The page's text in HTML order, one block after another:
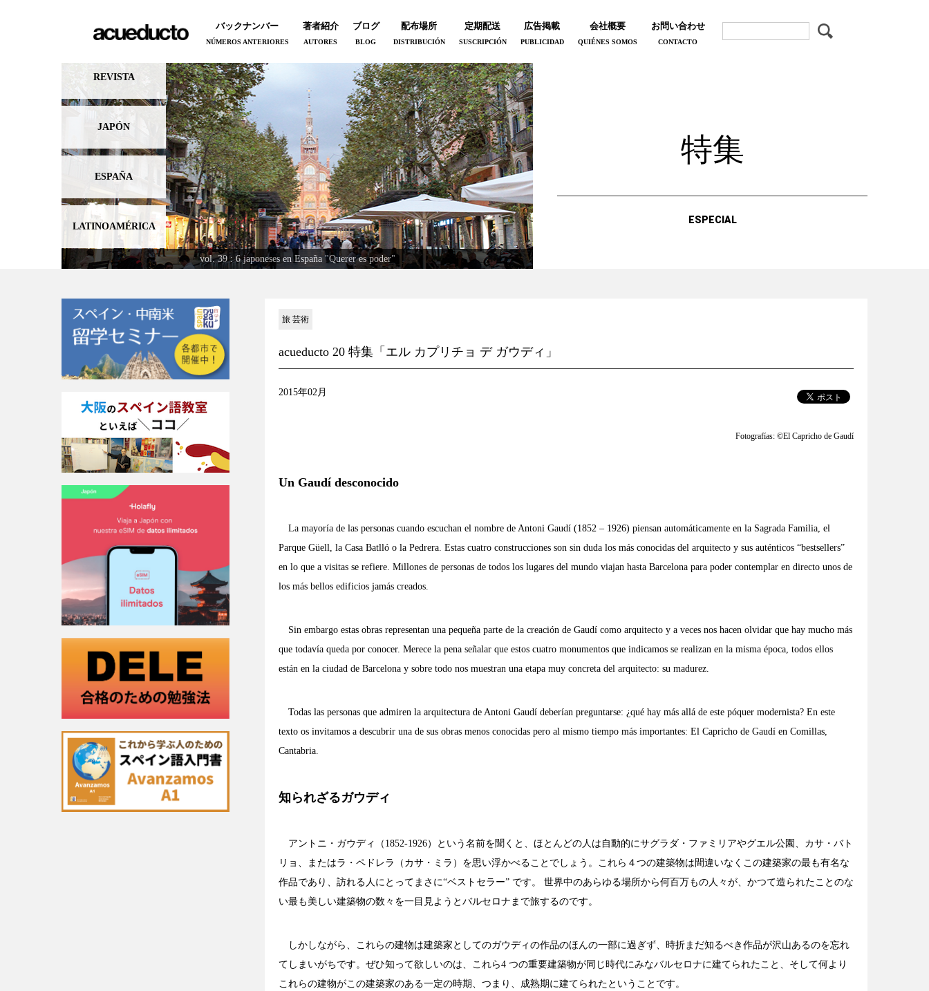
バックナンバー
NÚMEROS ANTERIORES
著者紹介
AUTORES
ブログ
BLOG
配布場所
DISTRIBUCIÓN
定期配送
SUSCRIPCIÓN
広告掲載
PUBLICIDAD
会社概要
QUIÉNES SOMOS
お問い合わせ
CONTACTO
vol. 40 : El español en mi camino
vol. 39 : 6 japoneses en España "Querer es poder"
vol. 38 : Saboreamos un buen jamon ©︎スペイン政府観光局
vol. 37 : El mundo del Jerez
REVISTA
JAPÓN
ESPAÑA
LATINOAMÉRICA
特集
ESPECIAL
旅 芸術
acueducto 20 特集「エル カプリチョ デ ガウディ」
2015年02月
Fotografías: ©El Capricho de Gaudí
Un Gaudí desconocido
La mayoría de las personas cuando escuchan el nombre de Antoni Gaudí (1852 – 1926) piensan automáticamente en la Sagrada Familia, el
Parque Güell, la Casa Batlló o la Pedrera. Estas cuatro construcciones son sin duda los más conocidas del arquitecto y sus auténticos “bestsellers”
en lo que a visitas se refiere. Millones de personas de todos los lugares del mundo viajan hasta Barcelona para poder contemplar en directo unos de
los más bellos edificios jamás creados.
Sin embargo estas obras representan una pequeña parte de la creación de Gaudí como arquitecto y a veces nos hacen olvidar que hay mucho más
que todavía queda por conocer. Merece la pena señalar que estos cuatro monumentos que indicamos se realizan en la misma época, todos ellos
están en la ciudad de Barcelona y sobre todo nos muestran una etapa muy concreta del arquitecto: su madurez.
Todas las personas que admiren la arquitectura de Antoni Gaudí deberían preguntarse: ¿qué hay más allá de este póquer modernista? En este
texto os invitamos a descubrir una de sus obras menos conocidas pero al mismo tiempo más importantes: El Capricho de Gaudí en Comillas,
Cantabria.
知られざるガウディ
アントニ・ガウディ（1852-1926）という名前を聞くと、ほとんどの人は自動的にサグラダ・ファミリアやグエル公園、カサ・バト
リョ、またはラ・ペドレラ（カサ・ミラ）を思い浮かべることでしょう。これら４つの建築物は間違いなくこの建築家の最も有名な
作品であり、訪れる人にとってまさに“ベストセラー” です。 世界中のあらゆる場所から何百万もの人々が、かつて造られたことのな
い最も美しい建築物の数々を一目見ようとバルセロナまで旅するのです。
しかしながら、これらの建物は建築家としてのガウディの作品のほんの一部に過ぎず、時折まだ知るべき作品が沢山あるのを忘れ
てしまいがちです。ぜひ知って欲しいのは、これら4 つの重要建築物が同じ時代にみなバルセロナに建てられたこと、そして何より
これらの建物がこの建築家のある一定の時期、つまり、成熟期に建てられたということです。